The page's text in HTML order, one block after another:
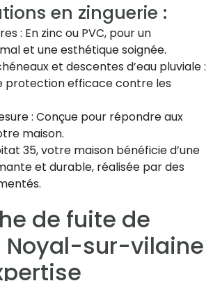
en zinguerie :
: En zinc ou PVC, pour un
et une esthétique soignée.
et descentes d’eau pluviale :
protection efficace contre les
: Conçue pour répondre aux
maison.
35, votre maison bénéficie d’une
et durable, réalisée par des
de fuite de
Noyal-sur-vilaine